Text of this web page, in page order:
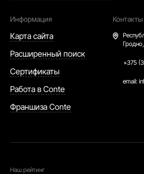
Информация
Карта сайта
Расширенный поиск
Сертификаты
Работа в Conte
Франшиза Conte
Контакты
+375
email:
Наш рейтинг